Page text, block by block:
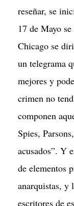
reseñar, se
17 de Mayo
Chicago se
un telegrama
mejores y
crimen no
componen
Spies,
acusados”. Y
de elementos
anarquistas, y
escritores de